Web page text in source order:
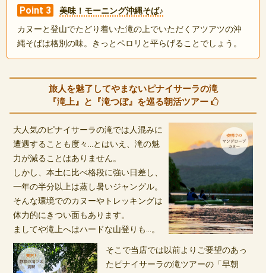
Point 3
美味！モーニング沖縄そば♪
カヌーと登山でたどり着いた滝の上でいただくアツアツの沖
縄そばは格別の味。きっとペロリと平らげることでしょう。
旅人を魅了してやまないピナイサーラの滝
『滝上』と『滝つぼ』を巡る朝活ツアー
大人気のピナイサーラの滝では人混みに
遭遇することも度々…とはいえ、滝の魅
力が減ることはありません。
しかし、本土に比べ格段に強い日差し、
一年の半分以上は蒸し暑いジャングル。
そんな環境でのカヌーやトレッキングは
体力的にきつい面もあります。
ましてや滝上へはハードな山登りも…。
そこで当店では以前よりご要望のあっ
たピナイサーラの滝ツアーの「早朝